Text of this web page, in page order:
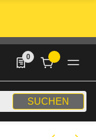
SUCHEN
0
0 Produkte in der